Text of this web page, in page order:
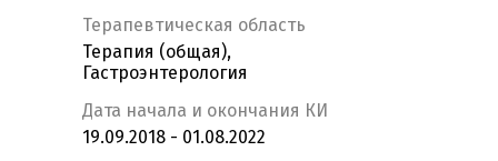
Терапевтическая область
Терапия (общая),
Гастроэнтерология
Дата начала и окончания КИ
19.09.2018 - 01.08.2022